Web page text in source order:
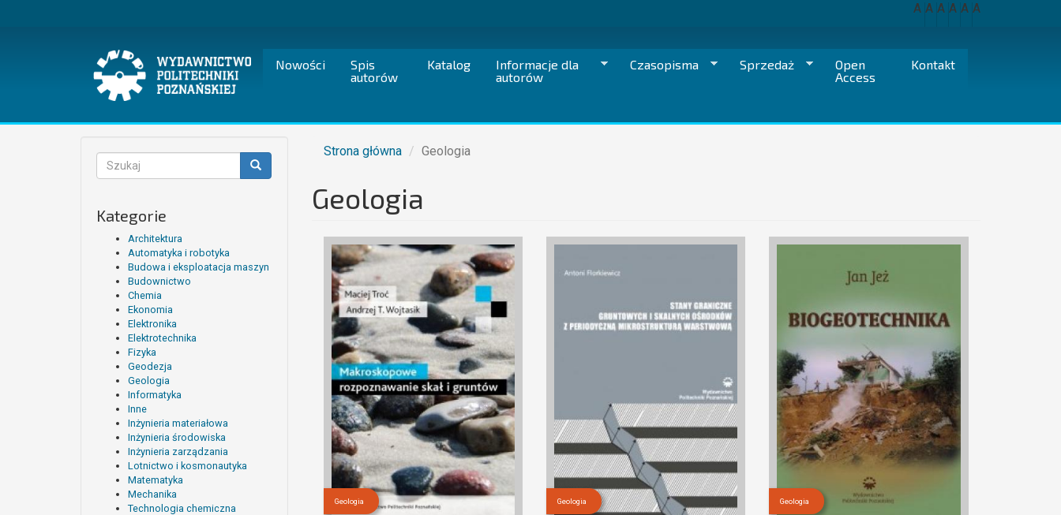
A A A A A A
Nowości
Spis
autorów
Katalog
Informacje dla
autorów
Czasopisma Sprzedaż
Open
Access
Kontakt
Formularz
wyszukiwania
Kategorie
Architektura
Automatyka i robotyka
Budowa i eksploatacja maszyn
Budownictwo
Chemia
Ekonomia
Elektronika
Elektrotechnika
Fizyka
Geodezja
Geologia
Informatyka
Inne
Inżynieria materiałowa
Inżynieria środowiska
Inżynieria zarządzania
Lotnictwo i kosmonautyka
Matematyka
Mechanika
Technologia chemiczna
Strona główna Geologia
Geologia
Geologia Geologia Geologia